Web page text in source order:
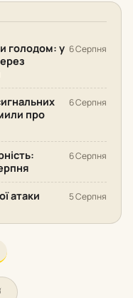
голодом: у 6 Серпня
про
6 Серпня
6 Серпня
атаки 5 Серпня